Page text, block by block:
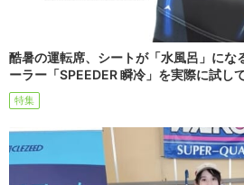
酷暑の運転席、シートが「水風呂」にな
ーラー「SPEEDER 瞬冷」を実際に試し
特集